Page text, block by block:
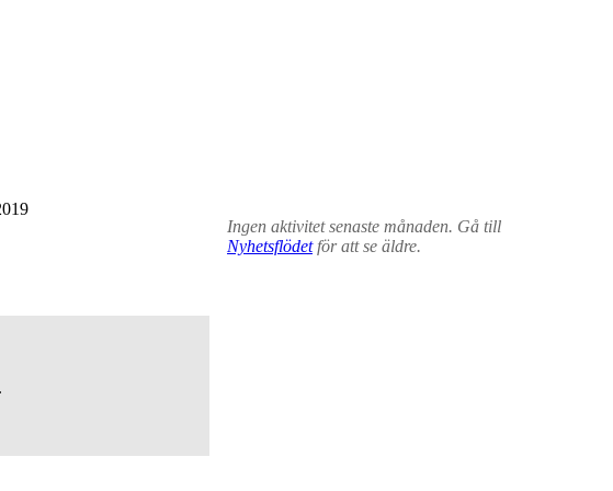
Ingen aktivitet senaste månaden. Gå till
Nyhetsflödetför att se äldre.